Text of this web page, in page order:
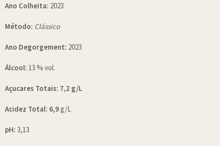
Ano Colheita: 2023
Método: Clássico
Ano Degorgement: 2023
Álcool: 13 % vol.
Açucares Totais: 7,2 g/L
Acidez Total: 6,9g/L
pH: 3,13